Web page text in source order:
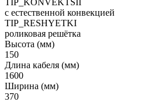
с естественной конвекцией
TIP_RESHYETKI
роликовая решётка
Высота (мм)
150
Длина кабеля (мм)
1600
Ширина (мм)
370